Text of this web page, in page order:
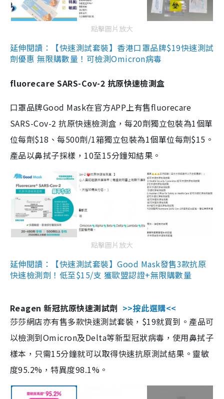
點擊圖片放大
延伸閱讀：【快速測試套裝】香港口罩品牌$19快速測試
劑優惠 無限購數量！可檢測Omicron病毒
fluorecare SARS-Cov-2 抗原快速檢測盒
口罩品牌Good Mask在官方APP上有售fluorecare
SARS-Cov-2 抗原快速檢測盒，每20劑獨立包裝為1個單
位每劑$18、每500劑/1箱獨立包裝為1個單位每劑$15。
產品以鼻拭子採樣，10至15分鐘知結果。
點擊圖片放大
延伸閱讀：【快速測試套裝】Good Mask發售3款抗原
快速檢測劑！低至$15/支 獲歐盟認證+無限購數量
Reagen 新冠抗原快速測試劑 >>按此選購<<
莎莎網店亦有售多款快速測試套裝，$19就買到。產品可
以檢測到Omicron及Delta等新型冠狀病毒，使用鼻拭子
樣本，只需15分鐘就可以取得快速抗原測試結果。靈敏
度95.2%，特異度98.1%。